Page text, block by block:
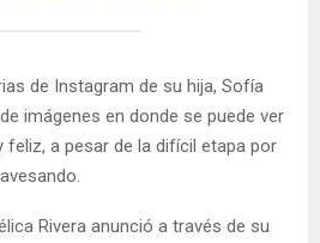
de Instagram de su hija, Sofía
imágenes en donde se puede ver
feliz, a pesar de la difícil etapa por
Rivera anunció a través de su